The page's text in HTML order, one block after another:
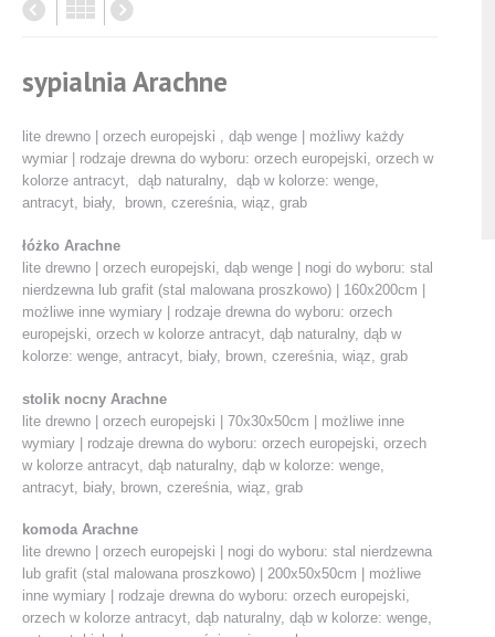
sypialnia Arachne
lite drewno | orzech europejski , dąb wenge | możliwy każdy
wymiar | rodzaje drewna do wyboru: orzech europejski, orzech w
kolorze antracyt, dąb naturalny, dąb w kolorze: wenge,
antracyt, biały, brown, czereśnia, wiąz, grab
łóżko Arachne
lite drewno | orzech europejski, dąb wenge | nogi do wyboru: stal
nierdzewna lub grafit (stal malowana proszkowo) | 160x200cm |
możliwe inne wymiary | rodzaje drewna do wyboru: orzech
europejski, orzech w kolorze antracyt, dąb naturalny, dąb w
kolorze: wenge, antracyt, biały, brown, czereśnia, wiąz, grab
stolik nocny Arachne
lite drewno | orzech europejski | 70x30x50cm | możliwe inne
wymiary | rodzaje drewna do wyboru: orzech europejski, orzech
w kolorze antracyt, dąb naturalny, dąb w kolorze: wenge,
antracyt, biały, brown, czereśnia, wiąz, grab
komoda Arachne
lite drewno | orzech europejski | nogi do wyboru: stal nierdzewna
lub grafit (stal malowana proszkowo) | 200x50x50cm | możliwe
inne wymiary | rodzaje drewna do wyboru: orzech europejski,
orzech w kolorze antracyt, dąb naturalny, dąb w kolorze: wenge,